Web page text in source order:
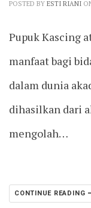
POSTED BY ESTI RIANI
Pupuk Kascing
manfaat bagi
dalam dunia
dihasilkan dari
mengolah…
CONTINUE READING